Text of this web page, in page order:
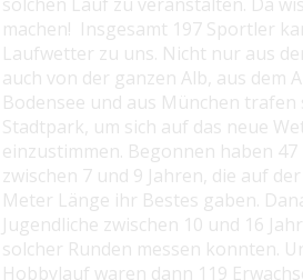
machen! Insgesamt 197 Sportler
Laufwetter zu uns. Nicht nur aus
auch von der ganzen Alb, aus dem
Bodensee und aus München
Stadtpark, um sich auf das neue
einzustimmen. Begonnen haben
zwischen 7 und 9 Jahren, die auf
Meter Länge ihr Bestes gaben.
Jugendliche zwischen 10 und 16
solcher Runden messen konnten.
Hobbylauf waren dann 119